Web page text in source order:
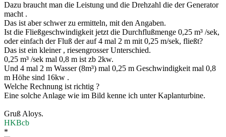
Dazu braucht man die Leistung und die Drehzahl die der Generator
macht .
Das ist aber schwer zu ermitteln, mit den Angaben.
Ist die Fließgeschwindigkeit jetzt die Durchflußmenge 0,25 m³ /sek,
oder einfach der Fluß der auf 4 mal 2 m mit 0,25 m/sek, fließt?
Das ist ein kleiner , riesengrosser Unterschied.
0,25 m³ /sek mal 0,8 m ist zb 2kw.
Und 4 mal 2 m Wasser (8m³) mal 0,25 m Geschwindigkeit mal 0,8
m Höhe sind 16kw .
Welche Rechnung ist richtig ?
Eine solche Anlage wie im Bild kenne ich unter Kaplanturbine.
Gruß Aloys.
HKBcb
*